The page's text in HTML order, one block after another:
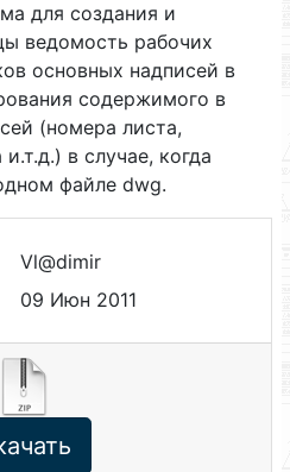
для создания и
ведомость рабочих
основных надписей в
содержимого в
(номера листа,
в случае, когда
файле dwg.
Vl@dimir
09 Июн 2011